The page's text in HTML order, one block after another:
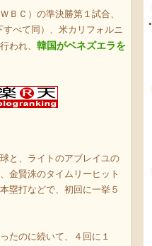
ＢＣ）の準決勝第１試合、
べて同）、米カリフォルニ
われ、 韓国がベネズエラを
と、ライトのアブレイユの
金賢洙のタイムリーヒット
塁打などで、初回に一挙５
たのに続いて、４回に１